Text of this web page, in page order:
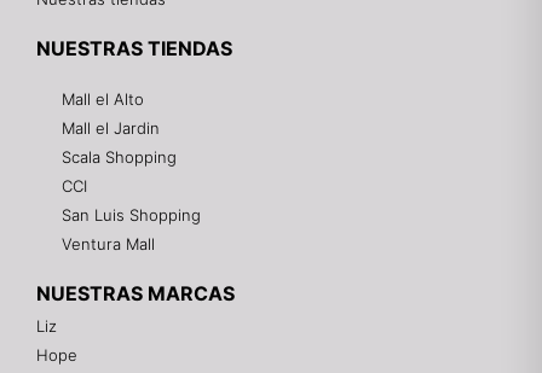
NUESTRAS TIENDAS
Mall el Alto
Mall el Jardin
Scala Shopping
CCI
San Luis Shopping
Ventura Mall
NUESTRAS MARCAS
Liz
Hope